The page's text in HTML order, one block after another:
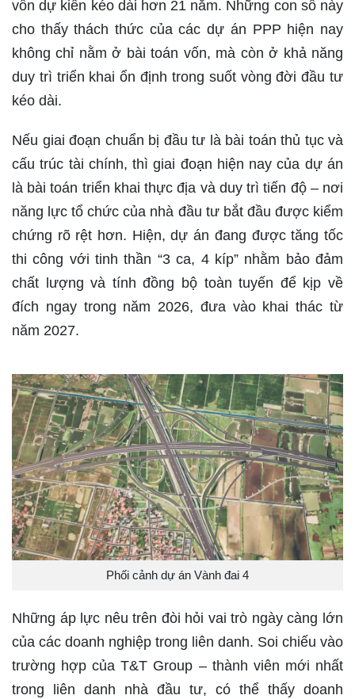
vốn dự kiến kéo dài hơn 21 năm. Những con số này
cho thấy thách thức của các dự án PPP hiện nay
không chỉ nằm ở bài toán vốn, mà còn ở khả năng
duy trì triển khai ổn định trong suốt vòng đời đầu tư
kéo dài.
Nếu giai đoạn chuẩn bị đầu tư là bài toán thủ tục và
cấu trúc tài chính, thì giai đoạn hiện nay của dự án
là bài toán triển khai thực địa và duy trì tiến độ – nơi
năng lực tổ chức của nhà đầu tư bắt đầu được kiểm
chứng rõ rệt hơn. Hiện, dự án đang được tăng tốc
thi công với tinh thần “3 ca, 4 kíp” nhằm bảo đảm
chất lượng và tính đồng bộ toàn tuyến để kịp về
đích ngay trong năm 2026, đưa vào khai thác từ
năm 2027.
Phối cảnh dự án Vành đai 4
Những áp lực nêu trên đòi hỏi vai trò ngày càng lớn
của các doanh nghiệp trong liên danh. Soi chiếu vào
trường hợp của T&T Group – thành viên mới nhất
trong liên danh nhà đầu tư, có thể thấy doanh